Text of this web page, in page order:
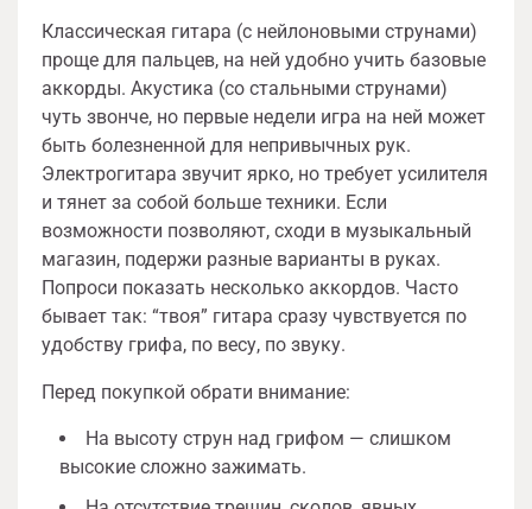
Классическая гитара (с нейлоновыми струнами)
проще для пальцев, на ней удобно учить базовые
аккорды. Акустика (со стальными струнами)
чуть звонче, но первые недели игра на ней может
быть болезненной для непривычных рук.
Электрогитара звучит ярко, но требует усилителя
и тянет за собой больше техники. Если
возможности позволяют, сходи в музыкальный
магазин, подержи разные варианты в руках.
Попроси показать несколько аккордов. Часто
бывает так: “твоя” гитара сразу чувствуется по
удобству грифа, по весу, по звуку.
Перед покупкой обрати внимание:
На высоту струн над грифом — слишком
высокие сложно зажимать.